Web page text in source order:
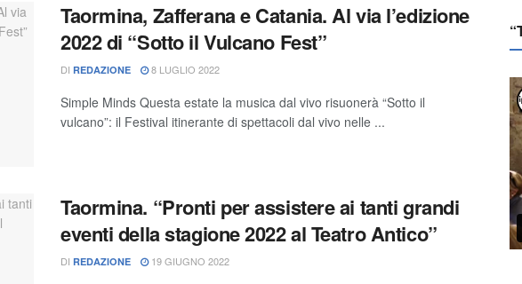
Taormina, Zafferana e Catania. Al via l’edizione
2022 di “Sotto il Vulcano Fest”
DI REDAZIONE 8 LUGLIO 2022
Simple Minds Questa estate la musica dal vivo risuonerà “Sotto il
vulcano”: il Festival itinerante di spettacoli dal vivo nelle ...
Taormina. “Pronti per assistere ai tanti grandi
eventi della stagione 2022 al Teatro Antico”
DI REDAZIONE 19 GIUGNO 2022